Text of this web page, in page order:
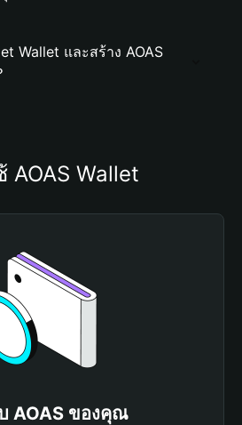
Wallet และสร้าง AOAS
AOAS Wallet
AOAS ของคุณ